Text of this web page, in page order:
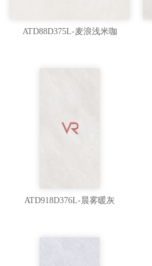
ATD88D375L-麦浪浅米咖
ATD918D376L-晨雾暖灰